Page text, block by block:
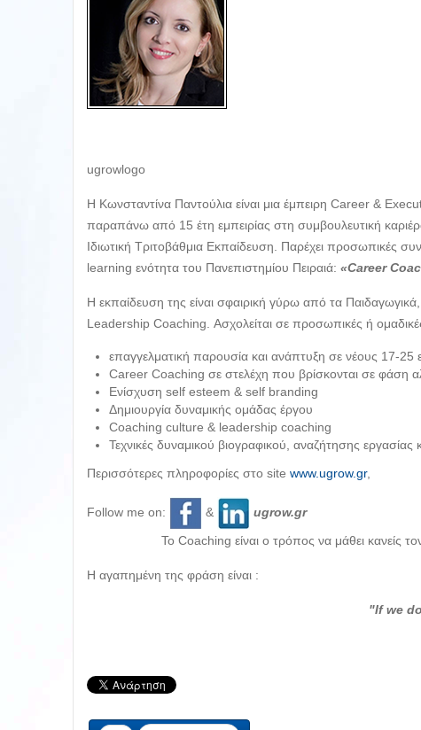
ugrowlogo
Η Κωνσταντίνα Παντούλια είναι μια έμπειρη Career &
παραπάνω από 15 έτη εμπειρίας στη συμβουλευτική
Ιδιωτική Τριτοβάθμια Εκπαίδευση. Παρέχει προσωπικές
learning ενότητα του Πανεπιστημίου Πειραιά: «Career
Η εκπαίδευση της είναι σφαιρική γύρω από τα
Leadership Coaching. Ασχολείται σε προσωπικές ή
επαγγελματική παρουσία και ανάπτυξη σε νέους 17-
Career Coaching σε στελέχη που βρίσκονται σε φάση
Ενίσχυση self esteem & self branding
Δημιουργία δυναμικής ομάδας έργου
Coaching culture & leadership coaching
Τεχνικές δυναμικού βιογραφικού, αναζήτησης εργασίας
Περισσότερες πληροφορίες στο site www.ugrow.gr,
Follow me on: &
ugrow.gr
Το Coaching είναι ο τρόπος να μάθει κανείς τον
Η αγαπημένη της φράση είναι :
"If we